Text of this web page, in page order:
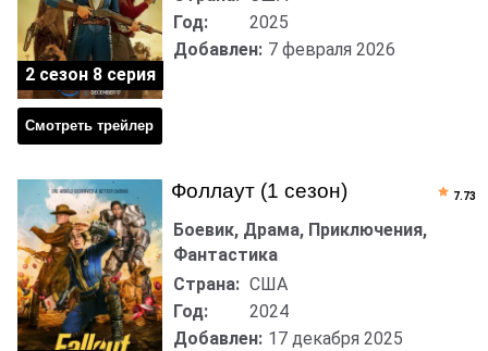
Смотреть трейлер
Год:
2025
Добавлен: 7 февраля 2026
2 сезон 8 серия
Фоллаут (1 сезон)
Боевик, Драма, Приключения,
Фантастика
Страна: США
Год:
2024
Добавлен: 17 декабря 2025
7.73